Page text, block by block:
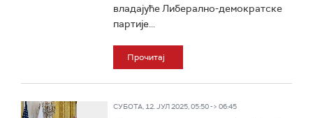
владајуће Либерално-демократске
партије...
Прочитај
СУБОТА, 12. ЈУЛ 2025, 05:50 -> 06:45